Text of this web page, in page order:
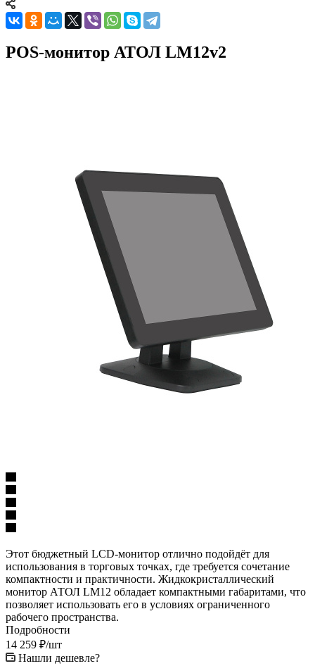
POS-монитор АТОЛ LM12v2
Этот бюджетный LCD-монитор отлично подойдёт для
использования в торговых точках, где требуется сочетание
компактности и практичности. Жидкокристаллический
монитор АТОЛ LM12 обладает компактными габаритами, что
позволяет использовать его в условиях ограниченного
рабочего пространства.
Подробности
14 259 ₽/шт
Нашли дешевле?